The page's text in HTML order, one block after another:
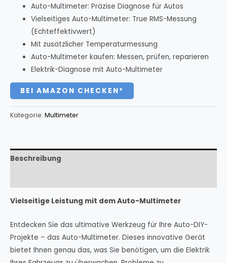
Auto-Multimeter: Präzise Diagnose für Autos
Vielseitiges Auto-Multimeter: True RMS-Messung
(Echteffektivwert)
Mit zusätzlicher Temperaturmessung
Auto-Multimeter kaufen: Messen, prüfen, reparieren
Elektrik-Diagnose mit Auto-Multimeter
BEI AMAZON CHECKEN*
Kategorie: Multimeter
Beschreibung
Vielseitige Leistung mit dem Auto-Multimeter
Entdecken Sie das ultimative Werkzeug für Ihre Auto-DIY-
Projekte – das Auto-Multimeter. Dieses innovative Gerät
bietet Ihnen genau das, was Sie benötigen, um die Elektrik